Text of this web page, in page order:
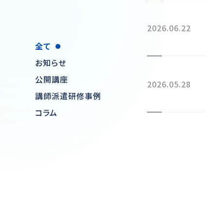
全て
お知らせ
公開講座
講師派遣研修事例
コラム
2026.06.22
2026.05.28